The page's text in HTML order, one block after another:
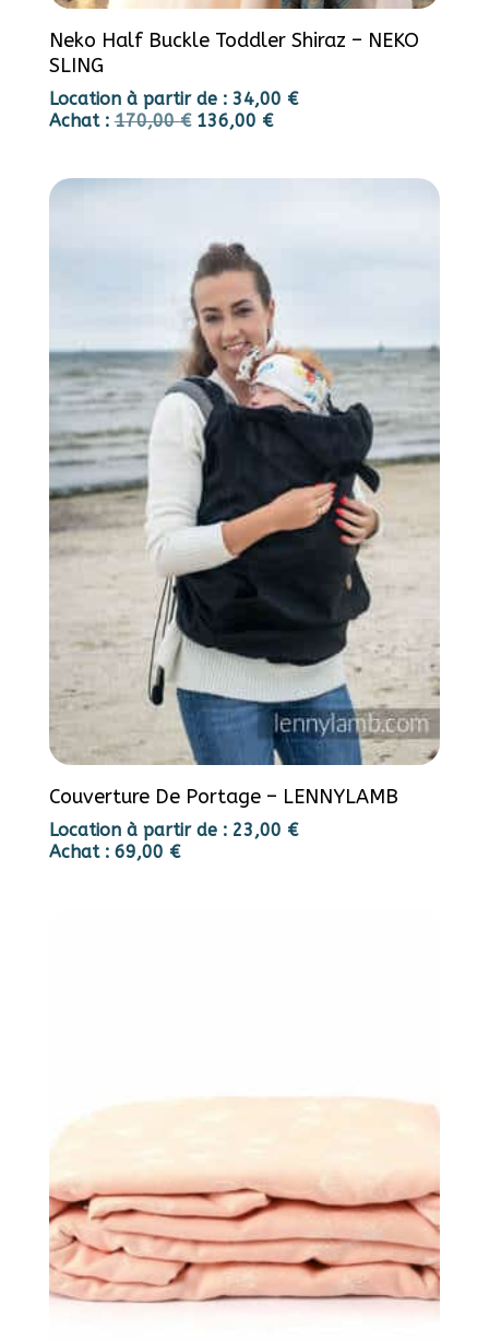
Neko Half Buckle Toddler Shiraz – NEKO
SLING
Location à partir de : 34,00 €
Achat :170,00€ 136,00 €
Couverture De Portage – LENNYLAMB
Location à partir de : 23,00 €
Achat : 69,00 €